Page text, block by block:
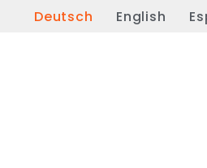
Deutsch English